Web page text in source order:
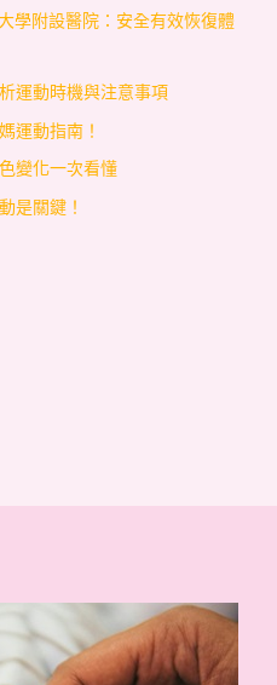
學附設醫院：安全有效恢復體
運動時機與注意事項
運動指南！
變化一次看懂
是關鍵！